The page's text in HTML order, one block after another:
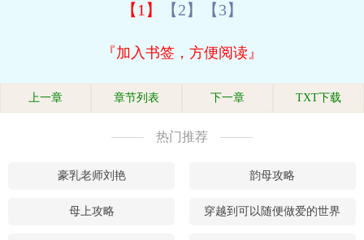
【1】 【2】 【3】
『加入书签，方便阅读』
上一章 章节列表 下一章 TXT下载
热门推荐
豪乳老师刘艳 韵母攻略
母上攻略 穿越到可以随便做爱的世界